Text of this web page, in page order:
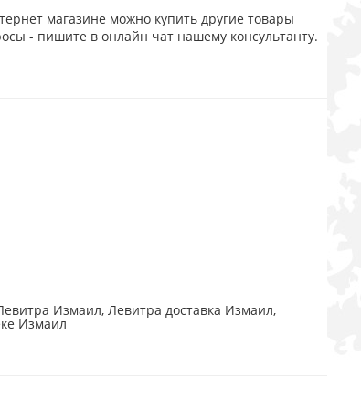
магазине можно купить другие товары
- пишите в онлайн чат нашему консультанту.
Измаил, Левитра доставка Измаил,
Измаил